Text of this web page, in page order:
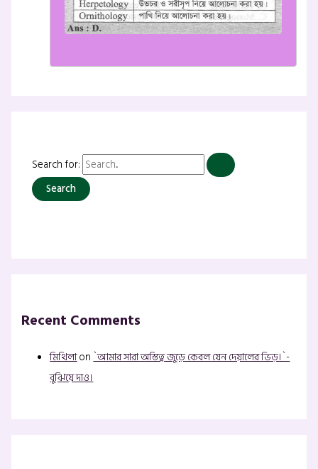
Search for:
Recent Comments
মিথিলাon`আমার সারা অস্তিত্ব জুড়ে কেবল যেন দেয়ালের ভিড়।`-
বুঝিয়ে দাও।